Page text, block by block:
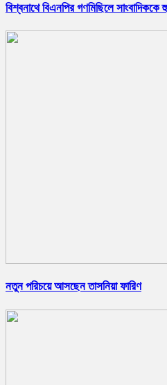
বিশ্বনাথে বিএনপির গণমিছিলে
নতুন পরিচয়ে আসছেন তাসনিয়া ফারিণ